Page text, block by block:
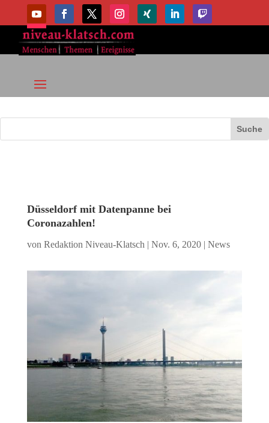
Düsseldorf mit Datenpanne bei
Coronazahlen!
von Redaktion Niveau-Klatsch | Nov. 6, 2020| News